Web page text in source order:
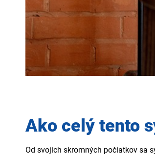
Ako celý tento
Od svojich skromných počiatkov sa